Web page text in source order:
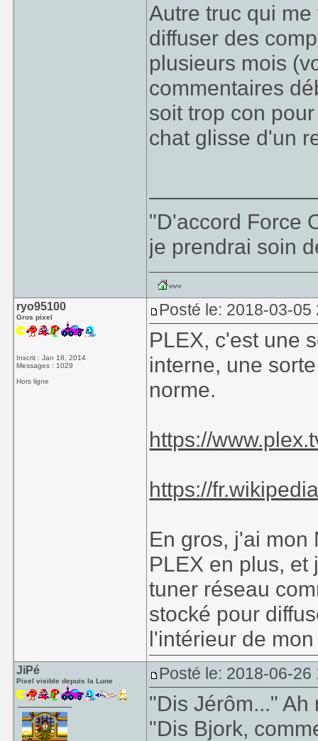
Autre truc qui
diffuser des
plusieurs mois
commentaires
soit trop con
chat glisse d'un
"D'accord Force
je prendrai soin
ryo95100
Gros pixel
Inscrit : Jan 18, 2014
Messages : 1029
Hors ligne
Posté le: 2018-03-
PLEX, c'est une
interne, une
norme.
https://
https://
En gros, j'ai mon
PLEX en plus,
tuner réseau
stocké pour
l'intérieur de
JiPé
Pixel visible depuis la Lune Posté le: 2018-06-26
"Dis Jérôm..."
"Dis Bjork,